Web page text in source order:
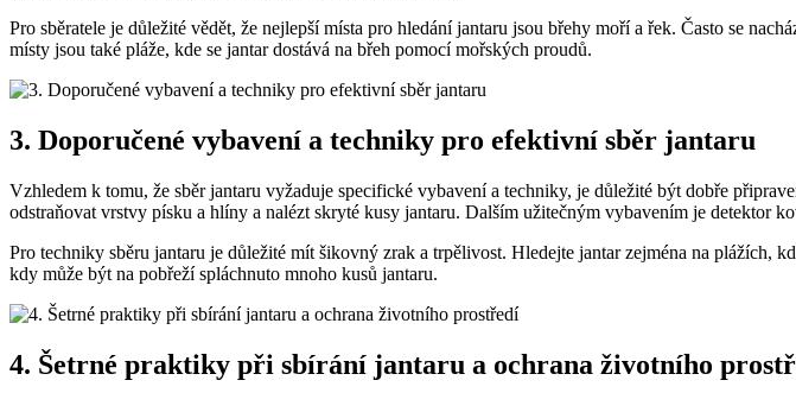
Pro sběratele je důležité vědět, že nejlepší místa pro hledání jantaru jsou břehy moří a řek. Často se
místy jsou také pláže, kde se jantar dostává na břeh pomocí mořských proudů.
3. Doporučené vybavení a techniky pro efektivní sběr jantaru
Vzhledem k tomu, že sběr jantaru vyžaduje specifické vybavení a techniky, je důležité být dobře
odstraňovat vrstvy písku a hlíny a nalézt skryté kusy jantaru. Dalším užitečným vybavením je detektor
Pro techniky sběru jantaru je důležité mít šikovný zrak a trpělivost. Hledejte jantar zejména na plážích,
kdy může být na pobřeží spláchnuto mnoho kusů jantaru.
4. Šetrné praktiky při sbírání jantaru a ochrana životního